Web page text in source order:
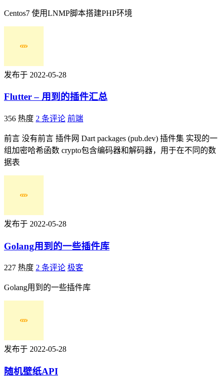
Centos7 使用LNMP脚本搭建PHP环境
发布于 2022-05-28
Flutter – 用到的插件汇总
356 热度 2 条评论 前端
前言 没有前言 插件网 Dart packages (pub.dev) 插件集 实现的一
组加密哈希函数 crypto包含编码器和解码器，用于在不同的数
据表
发布于 2022-05-28
Golang用到的一些插件库
227 热度 2 条评论 极客
Golang用到的一些插件库
发布于 2022-05-28
随机壁纸API